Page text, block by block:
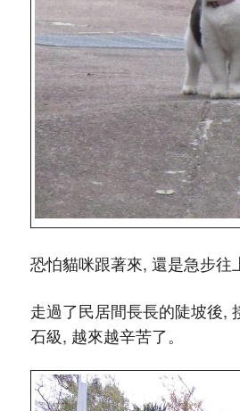
恐怕貓咪跟著來, 還是急步往
走過了民居間長長的陡坡後,
石級, 越來越辛苦了。